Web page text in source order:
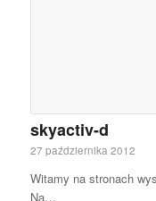
skyactiv-d
27 października 2012
Witamy na stronach
Na…